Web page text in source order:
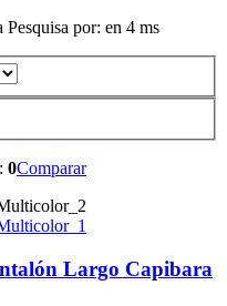
Pesquisa por: en 4 ms
0Comparar
Largo Capibara